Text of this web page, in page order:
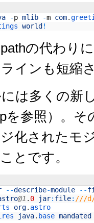
-p mlib -m com.
world !
の代わり
インも短縮
は多くの新
を参照）。
化されたモ
とです。
--describe-module --
@1 . 0 jar: file: ///d/
org. astro
java. base mandated